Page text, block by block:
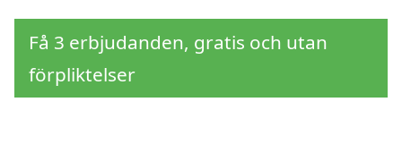
Få 3 erbjudanden, gratis och utan
förpliktelser